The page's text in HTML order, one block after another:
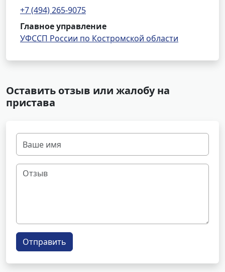
+7 (494) 265-9075
Главное управление
УФССП России по Костромской области
Оставить отзыв или жалобу на
пристава
Отправить